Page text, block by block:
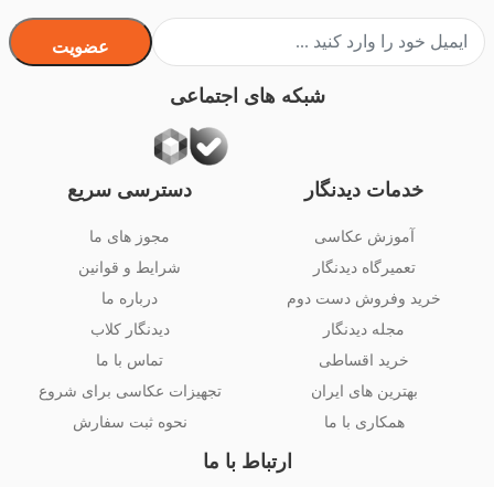
خدمات دیدنگار
آموزش عکاسی
تعمیرگاه دیدنگار
خرید وفروش دست دوم
مجله دیدنگار
خرید اقساطی
بهترین های ایران
همکاری با ما
دسترسی سریع
مجوز های ما
شرایط و قوانین
درباره ما
دیدنگار کلاب
تماس با ما
تجهیزات عکاسی برای شروع
نحوه ثبت سفارش
ارتباط با ما
عضویت
شبکه های اجتماعی